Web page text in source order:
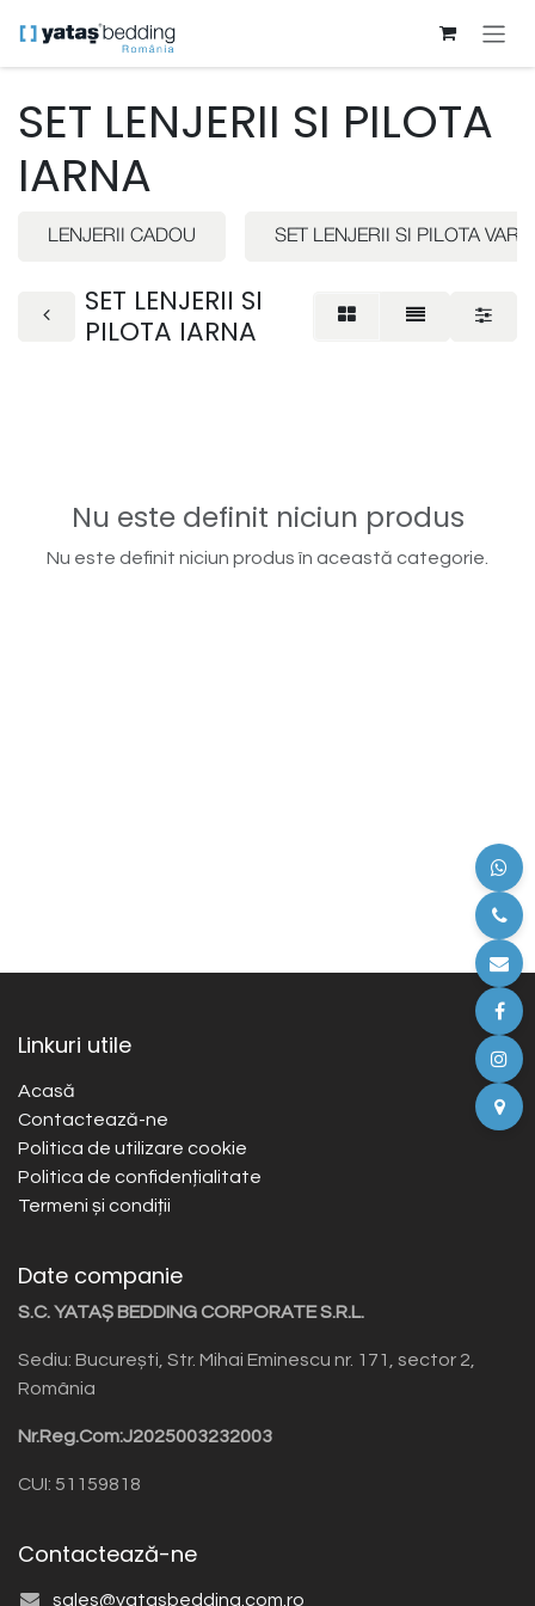
SET LENJERII SI PILOTA
IARNA
LENJERII CADOU SET LENJERII SI PILOTA VARA
SET LENJERII SI
PILOTA IARNA
Nu este definit niciun produs
Nu este definit niciun produs în această categorie.
Linkuri utile
Acasă
Contactează-ne
Politica de utilizare cookie
Politica de confidențialitate
Termeni și condiții
Date companie
S.C. YATAȘ BEDDING CORPORATE S.R.L.
Sediu: București, Str. Mihai Eminescu nr. 171, sector 2,
România
Nr.Reg.Com:J2025003232003
CUI: 51159818
Contactează-ne
sales@yatasbedding.com.ro